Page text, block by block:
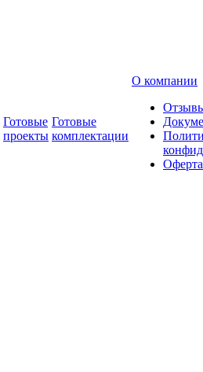
Готовые
проекты
Готовые
комплектации
О компании
Оферта